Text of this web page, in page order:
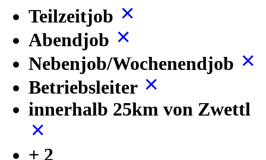
Teilzeitjob
Abendjob
Nebenjob/Wochenendjob
Betriebsleiter
innerhalb 25km von Zwettl
+ 2